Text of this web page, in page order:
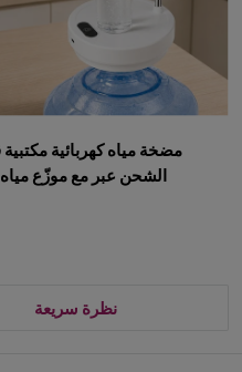
مضخة مياه كهربائية مكتبية
الشحن عبر مع موزّع مياه
نظرة سريعة